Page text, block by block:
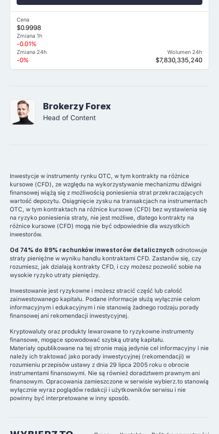
Cena
$0.9998
Zmiana 1h
-0.01%
Zmiana 24h
-0%
Wolumen 24h
$7,830,335,240
Brokerzy Forex
Head of Content
Inwestycje w instrumenty rynku OTC, w tym kontrakty na różnice
kursowe (CFD), ze względu na wykorzystywanie mechanizmu dźwigni
finansowej wiążą się z możliwością poniesienia strat przekraczających
wartość depozytu. Osiągnięcie zysku na transakcjach na instrumentach
OTC, w tym kontraktach na różnice kursowe (CFD) bez wystawienia się
na ryzyko poniesienia straty, nie jest możliwe, dlatego kontrakty na
różnice kursowe (CFD) mogą nie być odpowiednie dla wszystkich
inwestorów.
Od 74% do 89% rachunków inwestorów detalicznych odnotowuje
straty pieniężne w wyniku handlu kontraktami CFD. Zastanów się, czy
rozumiesz, jak działają kontrakty CFD, i czy możesz pozwolić sobie na
wysokie ryzyko utraty pieniędzy.
Inwestowanie jest ryzykowne i możesz stracić część lub całość
zainwestowanego kapitału. Podane informacje służą wyłącznie celom
informacyjnym i edukacyjnym i nie stanowią żadnego rodzaju porady
finansowej ani rekomendacji inwestycyjnej.
Kryptowaluty oraz produkty lewarowane to ryzykowne instrumenty
finansowe, mogące spowodować szybką utratę kapitału.
Materiały opublikowane na tej stronie mają jedynie cel informacyjny i nie
należy ich traktować jako porady inwestycyjnej (rekomendacji) w
rozumieniu przepisów ustawy z dnia 29 lipca 2005 roku o obrocie
instrumentami finansowymi. Nie są również doradztwem prawnym ani
finansowym. Opracowania zamieszczone w serwisie wybierz.to stanowią
wyłącznie wyraz poglądów redakcji i użytkowników serwisu i nie
powinny być interpretowane w inny sposób.